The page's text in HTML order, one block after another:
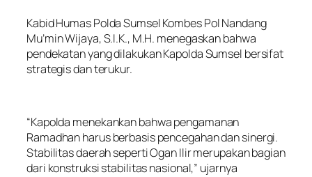
Kabid Humas Polda Sumsel Kombes Pol Nandang
Mu’min Wijaya, S.I.K., M.H. menegaskan bahwa
pendekatan yang dilakukan Kapolda Sumsel bersifat
strategis dan terukur.
“Kapolda menekankan bahwa pengamanan
Ramadhan harus berbasis pencegahan dan sinergi.
Stabilitas daerah seperti Ogan Ilir merupakan bagian
dari konstruksi stabilitas nasional,” ujarnya